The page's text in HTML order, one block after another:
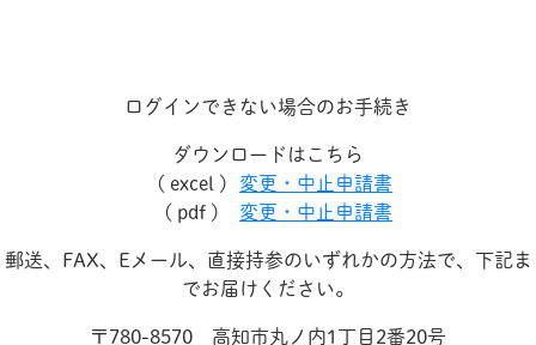
ログインできない場合のお手続き
ダウンロードはこちら
( excel )
変更・中止申請書
( pdf )
変更・中止申請書
郵送、FAX、Eメール、直接持参のいずれかの方法で、下記ま
でお届けください。
〒780-8570 高知市丸ノ内1丁目2番20号